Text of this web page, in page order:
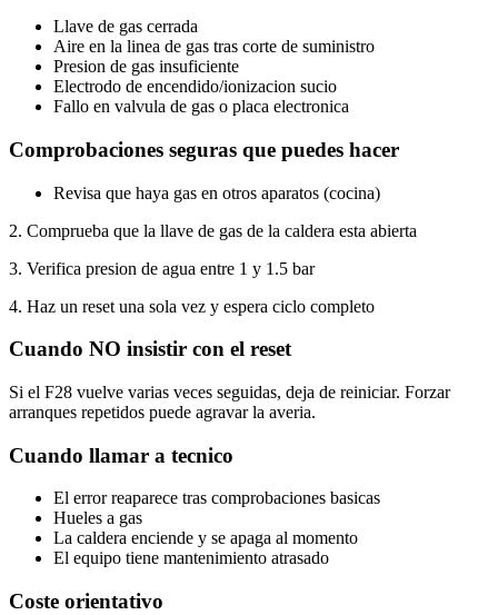
Llave de gas cerrada
Aire en la linea de gas tras corte de suministro
Presion de gas insuficiente
Electrodo de encendido/ionizacion sucio
Fallo en valvula de gas o placa electronica
Comprobaciones seguras que puedes hacer
Revisa que haya gas en otros aparatos (cocina)
2. Comprueba que la llave de gas de la caldera esta abierta
3. Verifica presion de agua entre 1 y 1.5 bar
4. Haz un reset una sola vez y espera ciclo completo
Cuando NO insistir con el reset
Si el F28 vuelve varias veces seguidas, deja de reiniciar. Forzar
arranques repetidos puede agravar la averia.
Cuando llamar a tecnico
El error reaparece tras comprobaciones basicas
Hueles a gas
La caldera enciende y se apaga al momento
El equipo tiene mantenimiento atrasado
Coste orientativo